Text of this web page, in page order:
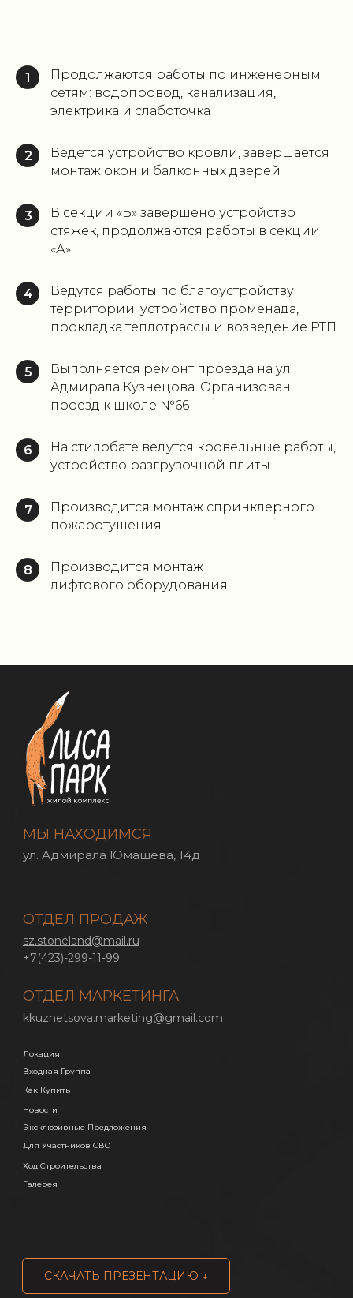
1
Продолжаются работы по инженерным
сетям: водопровод, канализация,
электрика и слаботочка
2
Ведётся устройство кровли, завершается
монтаж окон и балконных дверей
3
В секции «Б» завершено устройство
стяжек, продолжаются работы в секции
«А»
4
Ведутся работы по благоустройству
территории: устройство променада,
прокладка теплотрассы и возведение РТП
5
Выполняется ремонт проезда на ул.
Адмирала Кузнецова. Организован
проезд к школе №66
6
На стилобате ведутся кровельные работы,
устройство разгрузочной плиты
7
Производится монтаж спринклерного
пожаротушения
8
Производится монтаж
лифтового оборудования
ул. Адмирала Юмашева, 14д
+7(423)-299-11-99
sz.stoneland@mail.ru
kkuznetsova.marketing@gmail.com
ОТДЕЛ МАРКЕТИНГА
ОТДЕЛ ПРОДАЖ
МЫ НАХОДИМСЯ
СКАЧАТЬ ПРЕЗЕНТАЦИЮ ↓
Эксклюзивные Предложения
Галерея
Новости
Как Купить
Локация
Ход Строительства
Входная Группа
Для Участников СВО